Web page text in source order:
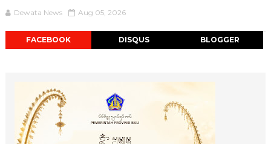
Dewata News Aug 05, 2026
FACEBOOK DISQUS BLOGGER